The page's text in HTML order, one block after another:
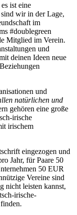
ist eine
wir in der Lage,
im
#doublegreen
Mitglied im Verein.
und
deinen Ideen neue
und
natürlichen und
gehören eine große
irische
irischem
eingezogen und
Jahr, für Paare 50
50 EUR
Vereine sind
nicht leisten kannst,
irische-